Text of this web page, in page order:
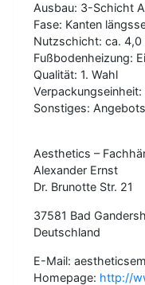
Ausbau: 3-Schicht
Fase: Kanten
Nutzschicht: ca. 4,0
Fußbodenheizung:
Qualität: 1. Wahl
Verpackungseinheit:
Sonstiges:
Aesthetics –
Alexander Ernst
Dr. Brunotte Str. 21
37581 Bad
Deutschland
E-Mail:
Homepage: http://